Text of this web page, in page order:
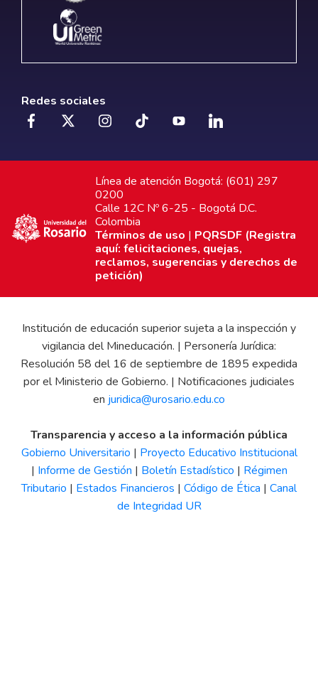
Redes sociales
Línea de atención Bogotá: (601) 297
0200
Calle 12C Nº 6-25 - Bogotá D.C.
Colombia
Términos de uso | PQRSDF (Registra
aquí: felicitaciones, quejas,
reclamos, sugerencias y derechos de
petición)
Institución de educación superior sujeta a la inspección y
vigilancia del Mineducación. | Personería Jurídica:
Resolución 58 del 16 de septiembre de 1895 expedida
por el Ministerio de Gobierno. | Notificaciones judiciales
en juridica@urosario.edu.co
Transparencia y acceso a la información pública
Gobierno Universitario | Proyecto Educativo Institucional
| Informe de Gestión | Boletín Estadístico | Régimen
Tributario | Estados Financieros | Código de Ética | Canal
de Integridad UR